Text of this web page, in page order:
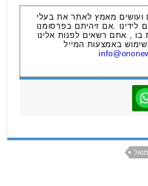
ועושים מאמץ לאתר את בעלי
לידינו .אם זיהיתם בפרסומנו
בו , אתם רשאים לפנות אלינו
באמצעות המייל